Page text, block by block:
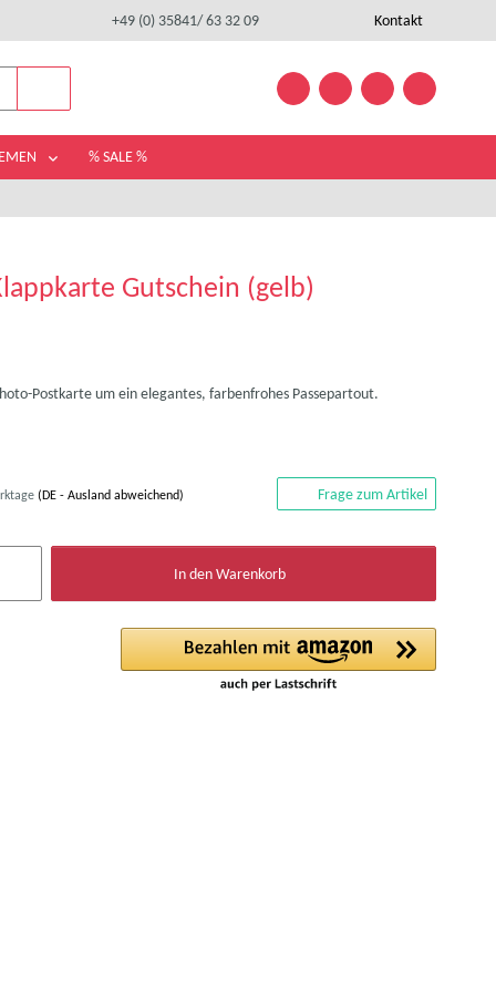
+49 (0) 35841/ 63 32 09 Kontakt
% SALE %
Gutschein (gelb)
Postkarte um ein elegantes, farbenfrohes Passepartout.
(DE - Ausland abweichend) Frage zum Artikel
In den Warenkorb